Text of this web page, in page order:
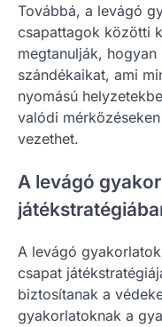
Továbbá, a levágó
csapattagok közötti
megtanulják,
szándékaikat, ami
nyomású
valódi
vezethet.
A levágó
A levágó
csapat
biztosítanak a
gyakorlatoknak a